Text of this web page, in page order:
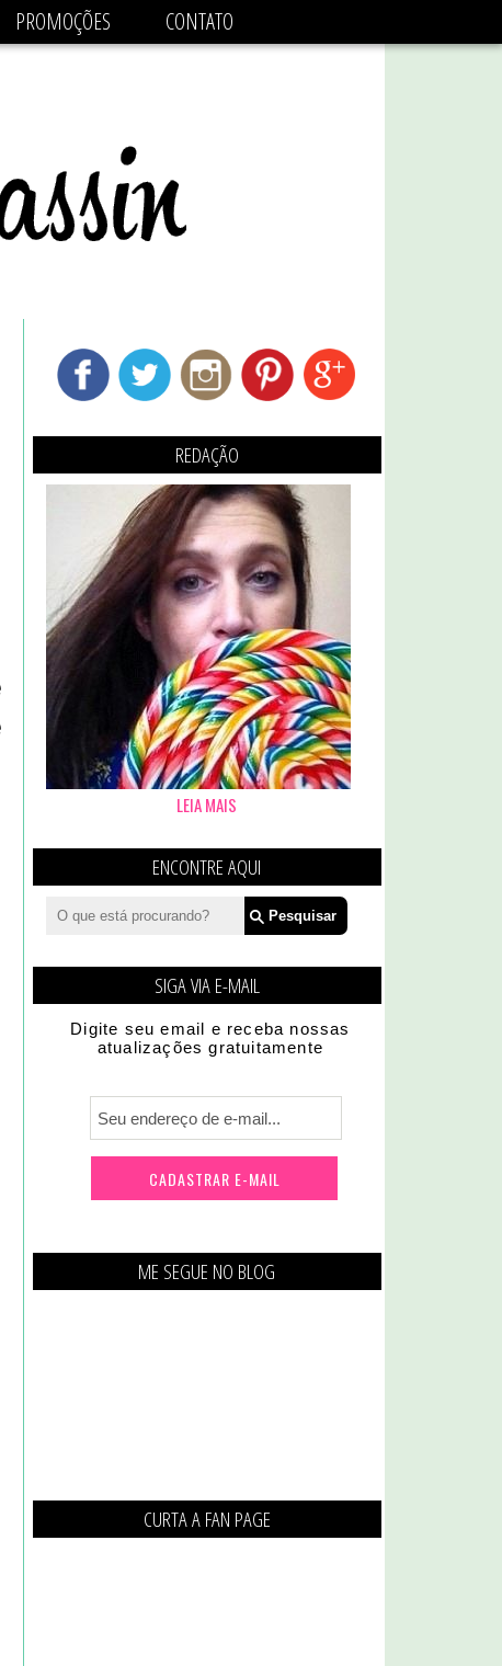
>
PROMOÇÕES CONTATO
REDAÇÃO
LEIA MAIS
ENCONTRE AQUI
SIGA VIA E-MAIL
Digite seu email e receba nossas
atualizações gratuitamente
ME SEGUE NO BLOG
CURTA A FAN PAGE